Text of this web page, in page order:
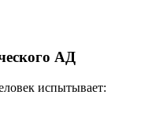
АД
испытывает: